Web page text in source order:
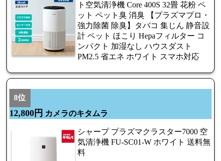
ト空気清浄機 Core 400S 32畳 花粉 ペ
ット ペット臭 消臭 【プラズマプロ・
強力除菌 除臭】タバコ 集じん 静音設
計 ペット ほこり Hepaフィルター コ
ンパクト 加湿なし ハウスダスト
PM2.5 省エネ ホワイト スマホ対応
8位
12,800円 カメラのキタムラ
シャープ プラズマクラスター7000 空
気清浄機 FU-SC01-W ホワイト 送料無
料